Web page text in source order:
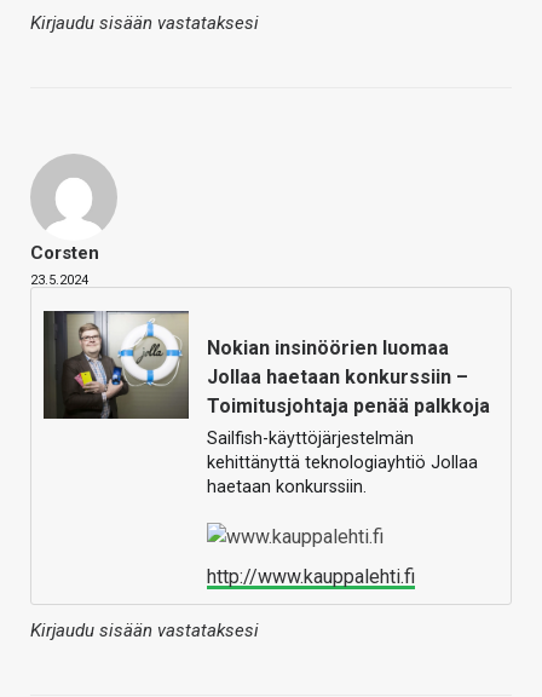
Kirjaudu sisään vastataksesi
Corsten
23.5.2024
Nokian insinöörien luomaa
Jollaa haetaan konkurssiin –
Toimitusjohtaja penää palkkoja
Sailfish-käyttöjärjestelmän
kehittänyttä teknologiayhtiö Jollaa
haetaan konkurssiin.
http://www.kauppalehti.fi
Kirjaudu sisään vastataksesi